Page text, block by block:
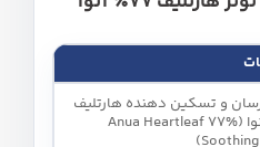
و تسکین‌ دهنده هارتلیف
۷۷٪ آنوا (Anua Heartleaf 77%